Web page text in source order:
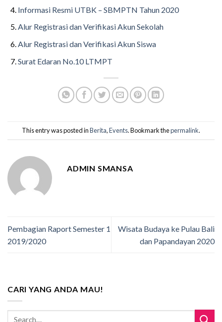
Informasi Resmi UTBK – SBMPTN Tahun 2020
Alur Registrasi dan Verifikasi Akun Sekolah
Alur Registrasi dan Verifikasi Akun Siswa
Surat Edaran No.10 LTMPT
This entry was posted inBerita,Events. Bookmark thepermalink.
ADMIN SMANSA
Pembagian Raport Semester 1
2019/2020
Wisata Budaya ke Pulau Bali
dan Papandayan 2020
CARI YANG ANDA MAU!